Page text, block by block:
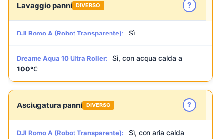
Lavaggio panni DIVERSO ?
DJI Romo A (Robot Transparente): Sì
Dreame Aqua 10 Ultra Roller:
Sì, con acqua calda a
100°C
Asciugatura panni DIVERSO ?
DJI Romo A (Robot Transparente): Sì, con aria calda